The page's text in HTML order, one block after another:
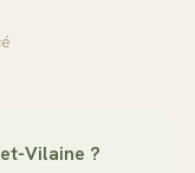
Vilaine ?